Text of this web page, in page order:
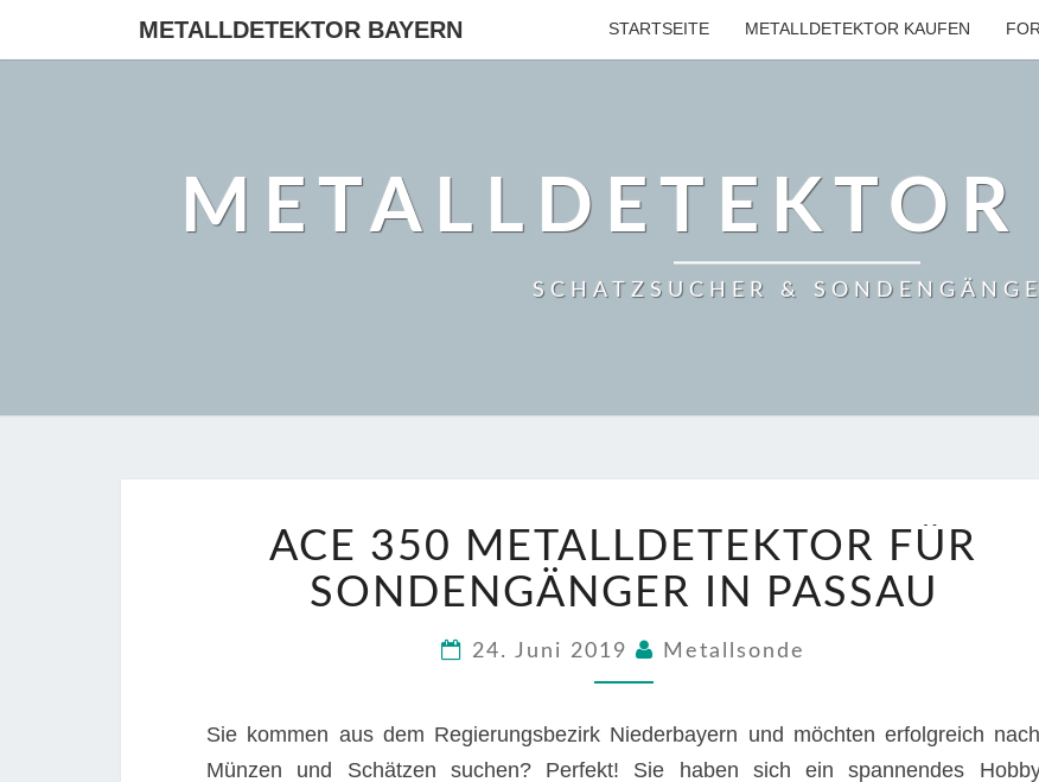
METALLDETEKTOR BAYERN STARTSEITE METALLDETEKTOR KAUFEN
METALLDETEKTOR
SCHATZSUCHER &
350
METALLDETEKTOR
FÜR
IN
ACE 350 METALLDETEKTOR FÜR
SONDENGÄNGER IN PASSAU
24. Juni 2019 Metallsonde
Sie kommen aus dem Regierungsbezirk Niederbayern und möchten erfolgreich nach
Münzen und Schätzen suchen? Perfekt! Sie haben sich ein spannendes